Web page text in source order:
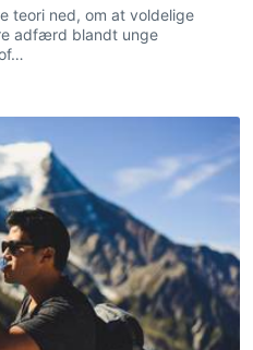
teori ned, om at voldelige
adfærd blandt unge